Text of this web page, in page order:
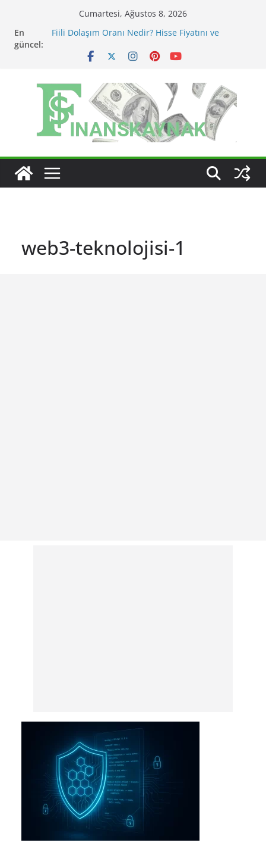
content
Cumartesi, Ağustos 8, 2026
En
güncel:
Fiili Dolaşım Oranı Nedir? Hisse Fiyatını ve
KAP Açıklaması Nasıl Okunur? Yatırımcı İçin Kritik
MSCI Endeks Değişiklikleri BIST Hisselerini Nasıl
Etkiler?
BIST Endeks Değişiklikleri Hisseleri Nasıl Etkiler?
BIST Sektör Endeksleri Nedir? Sektörel Rotasyon
Nasıl Takip Edilir?
web3-teknolojisi-1